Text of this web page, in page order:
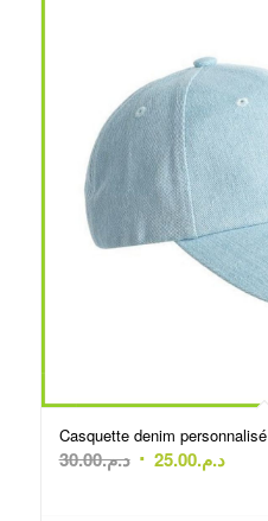
Casquette denim personnalisé
د.م.30.00
Le
د.م.25.00
Le